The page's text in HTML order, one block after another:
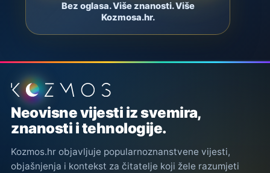
Bez oglasa. Više znanosti. Više
Kozmosa.hr.
Podnožje stranice
Neovisne vijesti iz svemira,
znanosti i tehnologije.
Kozmos.hr objavljuje popularnoznanstvene vijesti,
objašnjenja i kontekst za čitatelje koji žele razumjeti